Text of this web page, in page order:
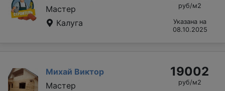
Мастер
Калуга
руб/м2
Указана на
08.10.2025
Михай Виктор
Мастер
19002
руб/м2